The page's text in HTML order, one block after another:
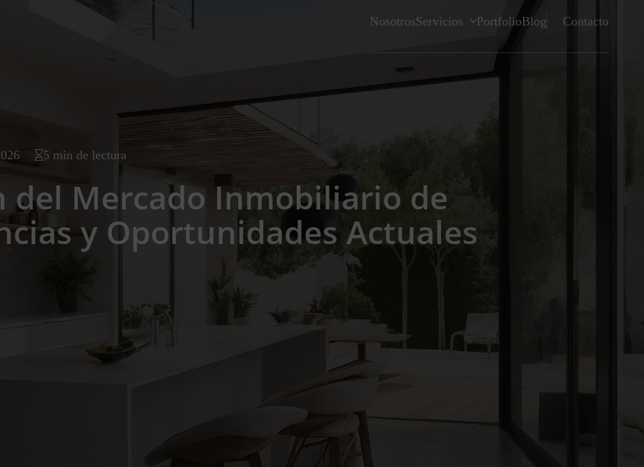
NosotrosServicios PortfolioBlog Contacto
5 min de lectura
del Mercado Inmobiliario de
y Oportunidades Actuales